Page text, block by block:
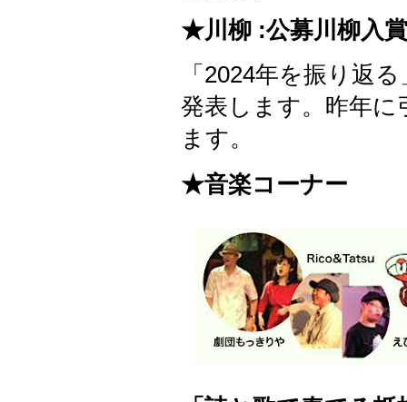
★川柳 :公募川柳入
「2024年を振り返
発表します。昨年に
ます。
★音楽コーナー